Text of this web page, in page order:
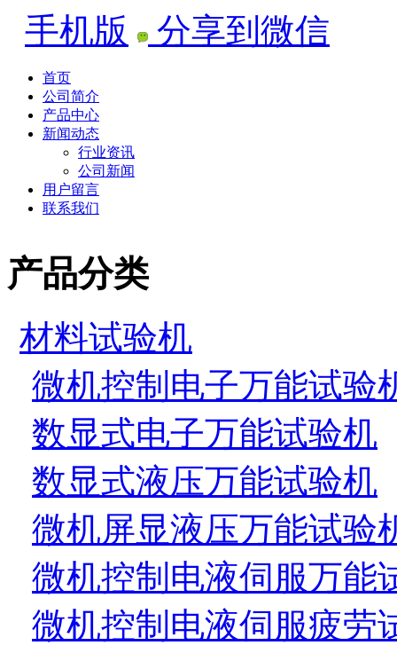
手机版 分享到微信
首页
公司简介
产品中心
新闻动态
行业资讯
公司新闻
用户留言
联系我们
产品分类
材料试验机
微机控制电子万能试验
数显式电子万能试验机
数显式液压万能试验机
微机屏显液压万能试验
微机控制电液伺服万能
微机控制电液伺服疲劳